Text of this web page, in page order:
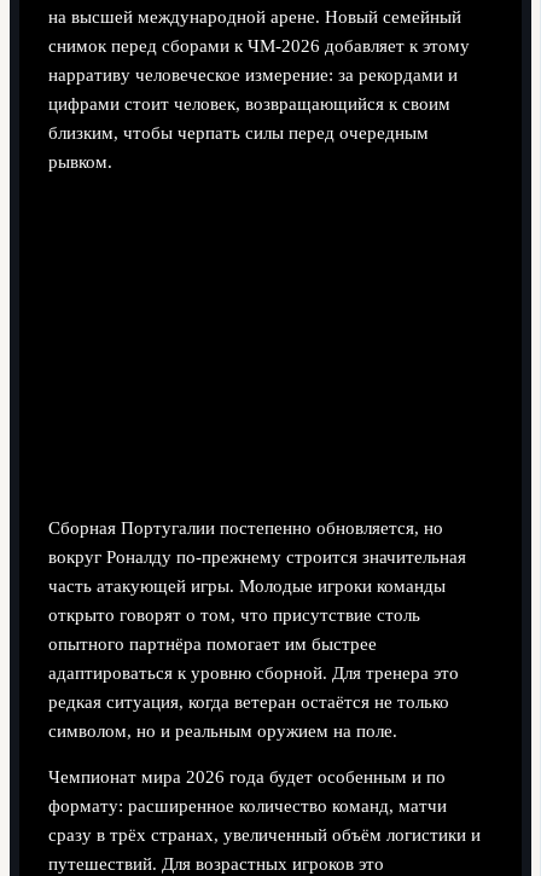
на высшей международной арене. Новый семейный
снимок перед сборами к ЧМ‑2026 добавляет к этому
нарративу человеческое измерение: за рекордами и
цифрами стоит человек, возвращающийся к своим
близким, чтобы черпать силы перед очередным
рывком.
Сборная Португалии постепенно обновляется, но
вокруг Роналду по‑прежнему строится значительная
часть атакующей игры. Молодые игроки команды
открыто говорят о том, что присутствие столь
опытного партнёра помогает им быстрее
адаптироваться к уровню сборной. Для тренера это
редкая ситуация, когда ветеран остаётся не только
символом, но и реальным оружием на поле.
Чемпионат мира 2026 года будет особенным и по
формату: расширенное количество команд, матчи
сразу в трёх странах, увеличенный объём логистики и
путешествий. Для возрастных игроков это